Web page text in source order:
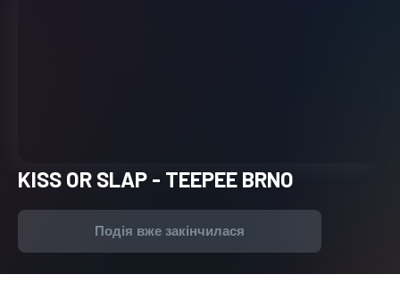
KISS OR SLAP - TEEPEE BRNO
Подія вже закінчилася